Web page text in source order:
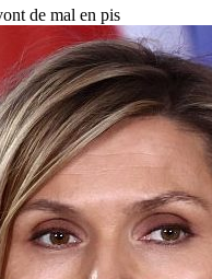
de mal en pis